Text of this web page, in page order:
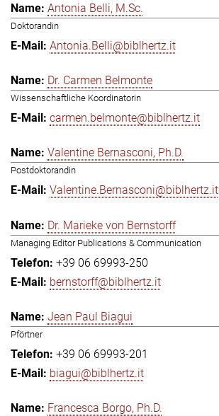
Antonia Belli, M.Sc.
Doktorandin
Antonia.Belli@biblhertz.it
Dr. Carmen Belmonte
Wissenschaftliche Koordinatorin
carmen.belmonte@biblhertz.it
Valentine Bernasconi, Ph.D.
Postdoktorandin
Valentine.Bernasconi@biblhertz.it
Dr. Marieke von Bernstorff
Managing Editor Publications & Communication
+39 06 69993-250
bernstorff@biblhertz.it
Jean Paul Biagui
Pförtner
+39 06 69993-201
biagui@biblhertz.it
Francesca Borgo, Ph.D.